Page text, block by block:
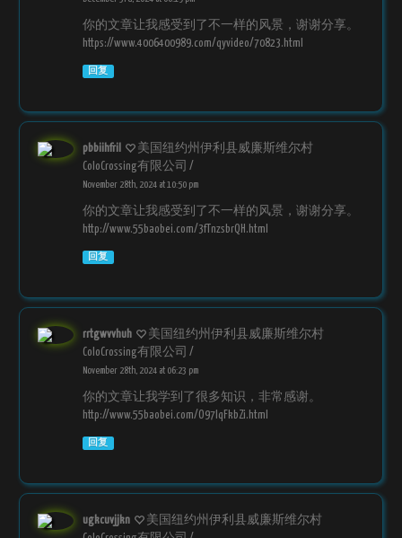
你的文章让我感受到了不一样的风景，谢谢分享。
https://www.4006400989.com/qyvideo/70823.html
回复
pbbiihfril
美国纽约州伊利县威廉斯维尔村
ColoCrossing有限公司 /
November 28th, 2024 at 10:50 pm
你的文章让我感受到了不一样的风景，谢谢分享。
http://www.55baobei.com/3fTnzsbrQH.html
回复
rrtgwvvhuh
美国纽约州伊利县威廉斯维尔村
ColoCrossing有限公司 /
November 28th, 2024 at 06:23 pm
你的文章让我学到了很多知识，非常感谢。
http://www.55baobei.com/O97IqFkbZi.html
回复
ugkcuvjjkn
美国纽约州伊利县威廉斯维尔村